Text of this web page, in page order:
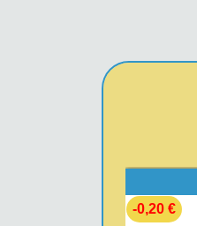
-0,20 €